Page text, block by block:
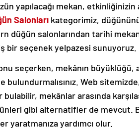
yapılacağı mekan,
Salonları kategorimiz,
düğün salonlarından tarihi
bir seçenek yelpazesi sunuyoruz.
seçerken, mekânın
bulundurmalısınız. Web
mekânlar arasında
gibi alternatifler de mevcut.
yaratmanıza yardımcı olur.